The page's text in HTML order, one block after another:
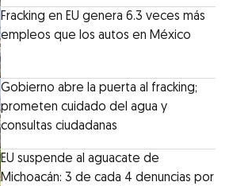
Fracking en EU genera 6.3 veces más
empleos que los autos en México
Gobierno abre la puerta al fracking;
prometen cuidado del agua y
consultas ciudadanas
EU suspende al aguacate de
Michoacán: 3 de cada 4 denuncias por